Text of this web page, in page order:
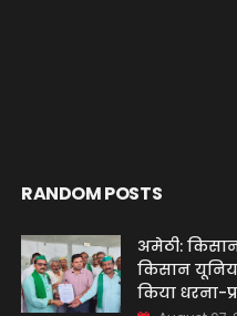
RANDOM POSTS
अमेठी:
किसान
किया धरना-